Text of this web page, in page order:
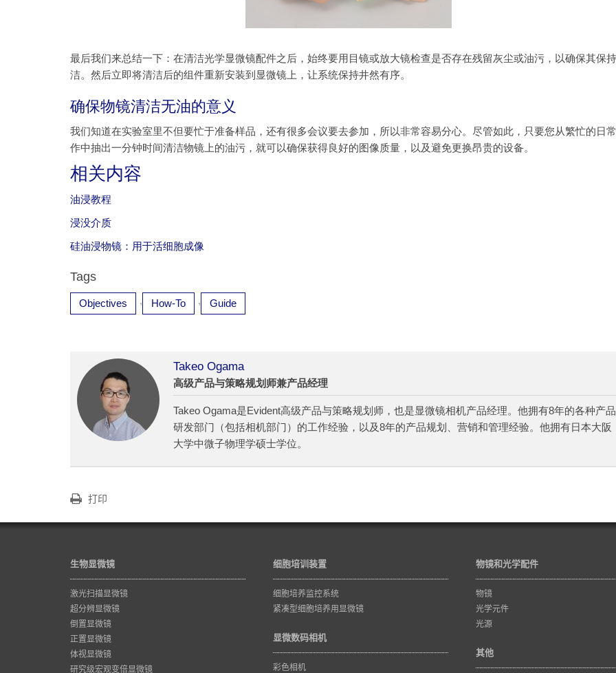
最后我们来总结一下：在清洁光学显微镜配件之后，始终要用目镜或放大镜检查是否存在残留灰尘或油污，以确保其保
洁。然后立即将清洁后的组件重新安装到显微镜上，让系统保持井然有序。
确保物镜清洁无油的意义
我们知道在实验室里不但要忙于准备样品，还有很多会议要去参加，所以非常容易分心。尽管如此，只要您从繁忙的日
作中抽出一分钟时间清洁物镜上的油污，就可以确保获得良好的图像质量，以及避免更换昂贵的设备。
相关内容
油浸教程
浸没介质
硅油浸物镜：用于活细胞成像
Tags
Objectives , How-To , Guide
Takeo Ogama
高级产品与策略规划师兼产品经理
Takeo Ogama是Evident高级产品与策略规划师，也是显微镜相机产品经理。他拥有8年的各种产品
研发部门（包括相机部门）的工作经验，以及8年的产品规划、营销和管理经验。他拥有日本大阪
大学中微子物理学硕士学位。
打印
生物显微镜
激光扫描显微镜
超分辨显微镜
倒置显微镜
正置显微镜
体视显微镜
研究级宏观变倍显微镜
细胞培训装置
细胞培养监控系统
紧凑型细胞培养用显微镜
显微数码相机
彩色相机
物镜和光学配件
物镜
光学元件
光源
其他